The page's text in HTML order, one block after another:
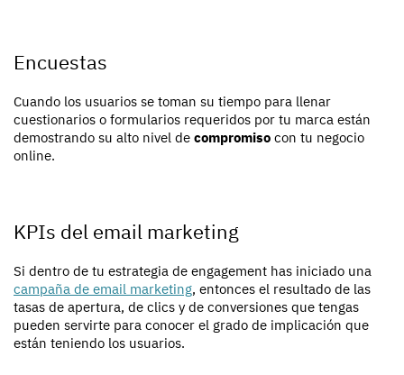
Encuestas
Cuando los usuarios se toman su tiempo para llenar
cuestionarios o formularios requeridos por tu marca están
demostrando su alto nivel de compromiso con tu negocio
online.
KPIs del email marketing
Si dentro de tu estrategia de engagement has iniciado una
campaña de email marketing, entonces el resultado de las
tasas de apertura, de clics y de conversiones que tengas
pueden servirte para conocer el grado de implicación que
están teniendo los usuarios.